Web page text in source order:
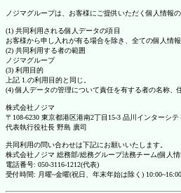
ノジマグループは、お客様にご提供いただく個人情報
(1) 共同利用される個人データの項目
お客様から申し入れが有る場合を除き、全ての個人情報
(2) 共同利用する者の範囲
ノジマグループ
(3) 利用目的
上記 1.の利用目的と同じ。
(4) 個人データの管理について責任を有する者の名称、
株式会社ノジマ
〒108-6230 東京都港区港南2丁目15-3 品川インターシテ
代表執行役社長 野島 廣司
共同利用の問い合わせは下記にお願いいたします。
株式会社ノジマ 総務部/総務グループ法務チーム(個人
電話番号: 050-3116-1212(代表)
受付時間: 月曜~金曜(祝日、年末年始は除く) 10:00~16:00